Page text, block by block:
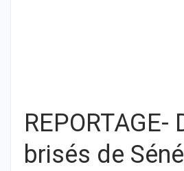
REPORTAGE-
brisés de